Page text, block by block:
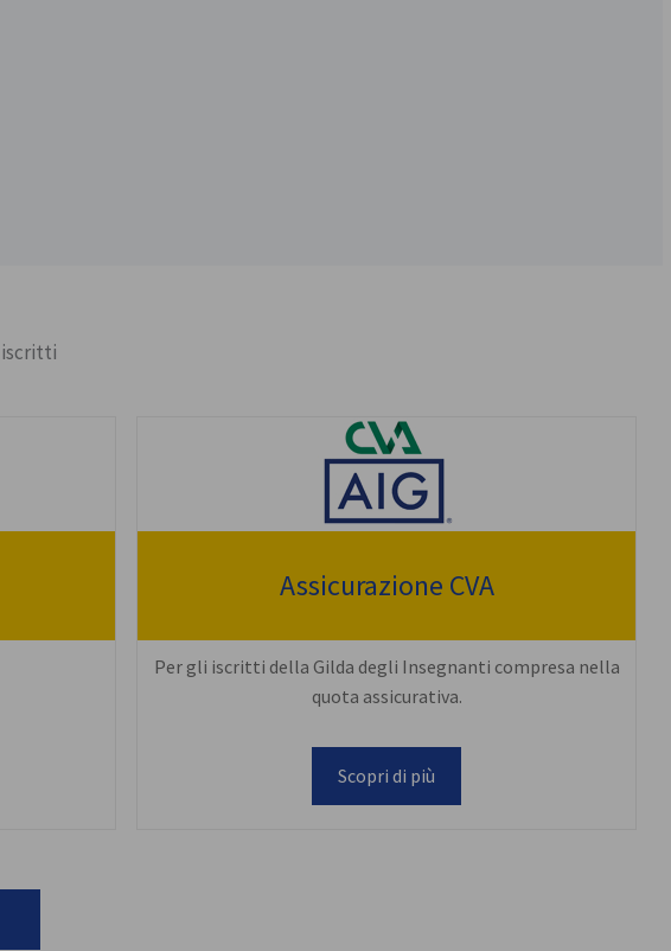
iscritti
Assicurazione CVA
Per gli iscritti della Gilda degli Insegnanti compresa nella
quota assicurativa.
Scopri di più